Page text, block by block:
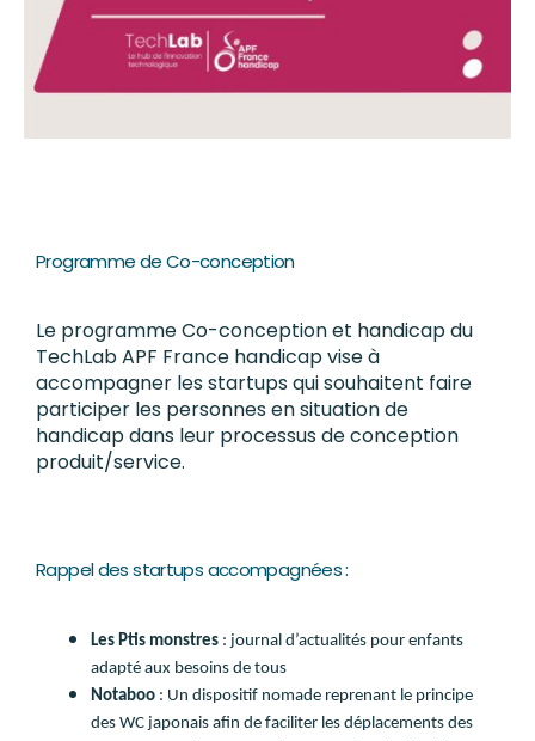
Programme de Co-conception
Le programme Co-conception et handicap du
TechLab APF France handicap vise à
accompagner les startups qui souhaitent faire
participer les personnes en situation de
handicap dans leur processus de conception
produit/service.
Rappel des startups accompagnées :
Les Ptis monstres : journal d’actualités pour enfants
adapté aux besoins de tous
Notaboo : Un dispositif nomade reprenant le principe
des WC japonais afin de faciliter les déplacements des